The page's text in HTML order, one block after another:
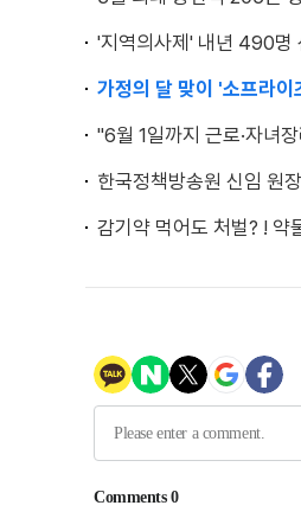
'지역의사제' 내년 490명
가정의 달 맞이 '소프라
"6월 1일까지 근로·자녀
한국정책방송원 신임 원
감기약 먹어도 처벌? ! 약